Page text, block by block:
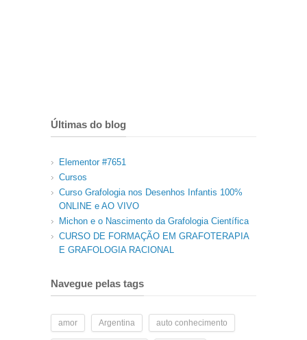
Últimas do blog
Elementor #7651
Cursos
Curso Grafologia nos Desenhos Infantis 100%
ONLINE e AO VIVO
Michon e o Nascimento da Grafologia Científica
CURSO DE FORMAÇÃO EM GRAFOTERAPIA
E GRAFOLOGIA RACIONAL
Navegue pelas tags
amor Argentina auto conhecimento